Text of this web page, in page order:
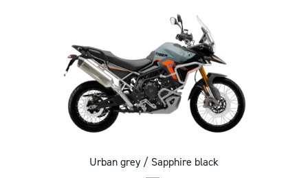
Urban grey / Sapphire black